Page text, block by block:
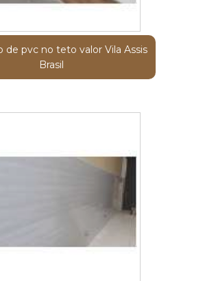
de pvc no teto valor Vila Assis
Brasil